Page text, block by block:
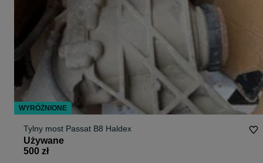
Tylny most Passat B8 Haldex
Używane
500 zł
WYRÓŻNIONE